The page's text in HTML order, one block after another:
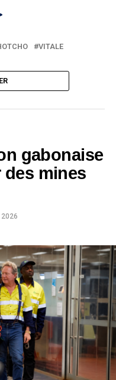
VITALE
gabonaise
des mines